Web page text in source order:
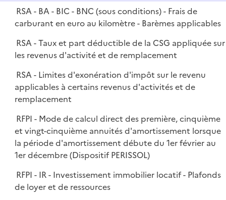
RSA - BA - BIC - BNC (sous conditions) - Frais de
carburant en euro au kilomètre - Barèmes applicables
RSA - Taux et part déductible de la CSG appliquée sur
les revenus d'activité et de remplacement
RSA - Limites d'exonération d'impôt sur le revenu
applicables à certains revenus d'activités et de
remplacement
RFPI - Mode de calcul direct des première, cinquième
et vingt-cinquième annuités d'amortissement lorsque
la période d'amortissement débute du 1er février au
1er décembre (Dispositif PERISSOL)
RFPI - IR - Investissement immobilier locatif - Plafonds
de loyer et de ressources